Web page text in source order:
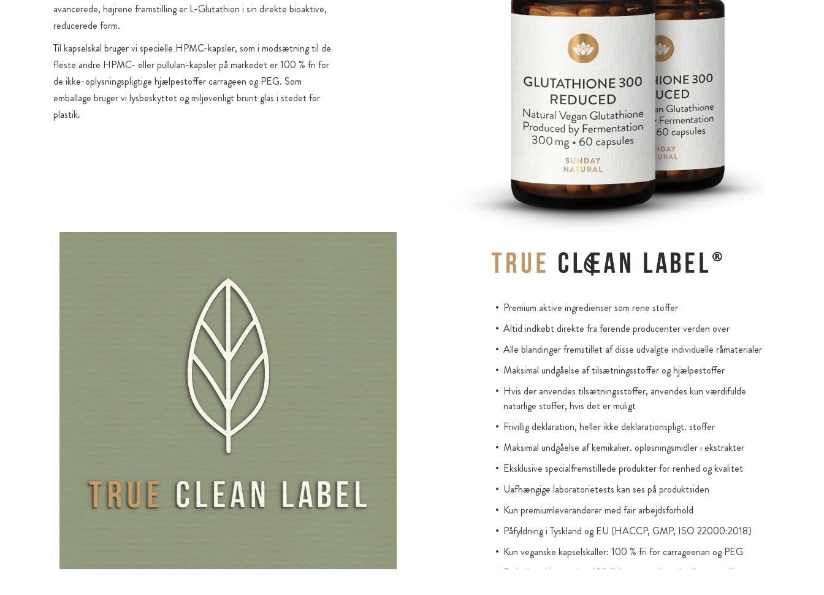
avancerede, højrene fremstilling er L-Glutathion i sin direkte bioaktive,
reducerede form.
Til kapselskal bruger vi specielle HPMC-kapsler, som i modsætning til de
fleste andre HPMC- eller pullulan-kapsler på markedet er 100 % fri for
de ikke-oplysningspligtige hjælpestoffer carrageen og PEG. Som
emballage bruger vi lysbeskyttet og miljøvenligt brunt glas i stedet for
plastik.
Premium aktive ingredienser som rene stoffer
Altid indkøbt direkte fra førende producenter verden over
Alle blandinger fremstillet af disse udvalgte individuelle råmaterialer
Maksimal undgåelse af tilsætningsstoffer og hjælpestoffer
Hvis der anvendes tilsætningsstoffer, anvendes kun værdifulde
naturlige stoffer, hvis det er muligt
Frivillig deklaration, heller ikke deklarationspligt. stoffer
Maksimal undgåelse af kemikalier. opløsningsmidler i ekstrakter
Eksklusive specialfremstillede produkter for renhed og kvalitet
Uafhængige laboratorietests kan ses på produktsiden
Kun premiumleverandører med fair arbejdsforhold
Påfyldning i Tyskland og EU (HACCP, GMP, ISO 22000:2018)
Kun veganske kapselskaller: 100 % fri for carrageenan og PEG
Emballage i brunt glas, 100 % komposterbare lynlåsposer eller